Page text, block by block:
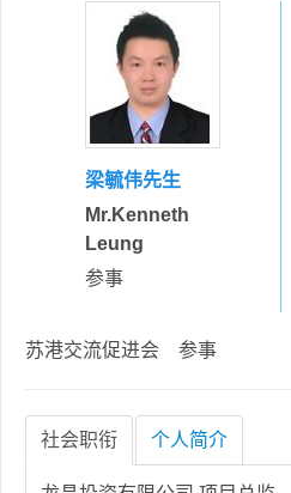
梁毓伟先生
Mr.Kenneth
Leung
参事
苏港交流促进会 参事
社会职衔 个人简介